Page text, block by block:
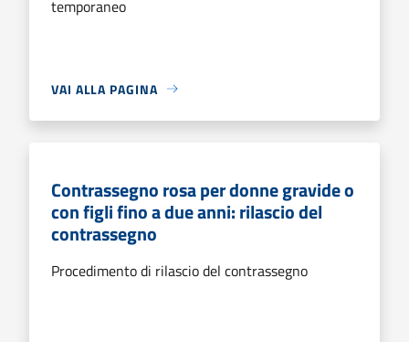
temporaneo
VAI ALLA PAGINA
Contrassegno rosa per donne gravide o
con figli fino a due anni: rilascio del
contrassegno
Procedimento di rilascio del contrassegno